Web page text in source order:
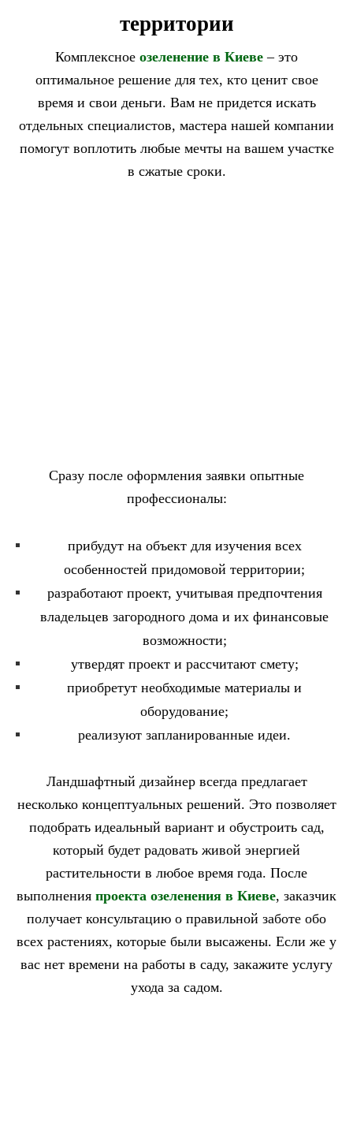
территории
Комплексное озеленение в Киеве – это
оптимальное решение для тех, кто ценит свое
время и свои деньги. Вам не придется искать
отдельных специалистов, мастера нашей компании
помогут воплотить любые мечты на вашем участке
в сжатые сроки.
Сразу после оформления заявки опытные
профессионалы:
прибудут на объект для изучения всех
особенностей придомовой территории;
разработают проект, учитывая предпочтения
владельцев загородного дома и их финансовые
возможности;
утвердят проект и рассчитают смету;
приобретут необходимые материалы и
оборудование;
реализуют запланированные идеи.
Ландшафтный дизайнер всегда предлагает
несколько концептуальных решений. Это позволяет
подобрать идеальный вариант и обустроить сад,
который будет радовать живой энергией
растительности в любое время года. После
выполнения проекта озеленения в Киеве, заказчик
получает консультацию о правильной заботе обо
всех растениях, которые были высажены. Если же у
вас нет времени на работы в саду, закажите услугу
ухода за садом.